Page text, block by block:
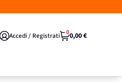
Accedi / Registrati 00,00 €